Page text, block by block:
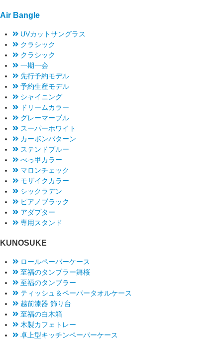
Air Bangle
UVカットサングラス
クラシック
クラシック
一期一会
先行予約モデル
予約生産モデル
シャイニング
ドリームカラー
グレーマーブル
スーパーホワイト
カーボンパターン
ステンドブルー
べっ甲カラー
マロンチェック
モザイクカラー
シックラデン
ピアノブラック
アダプター
専用スタンド
KUNOSUKE
ロールペーパーケース
至福のタンブラー舞桜
至福のタンブラー
ティッシュ＆ペーパータオルケース
越前漆器 飾り台
至福の白木箱
木製カフェトレー
卓上型キッチンペーパーケース